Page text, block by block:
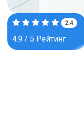
3.9
4.9 / 5 Рейтинг